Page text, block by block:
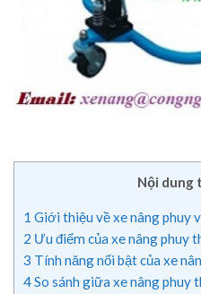
Nội dung
1 Giới thiệu về xe nâng phuy
2 Ưu điểm của xe nâng phuy
3 Tính năng nổi bật của xe
4So sánh giữa xe nâng phuy